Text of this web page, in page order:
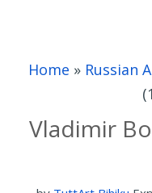
Home » Russian
Vladimir